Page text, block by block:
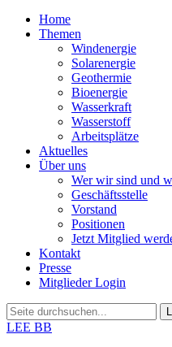
Home
Themen
Windenergie
Solarenergie
Geothermie
Bioenergie
Wasserkraft
Wasserstoff
Arbeitsplätze
Aktuelles
Über uns
Wer wir sind und
Geschäftsstelle
Vorstand
Positionen
Jetzt Mitglied
Kontakt
Presse
Mitglieder Login
LEE BB